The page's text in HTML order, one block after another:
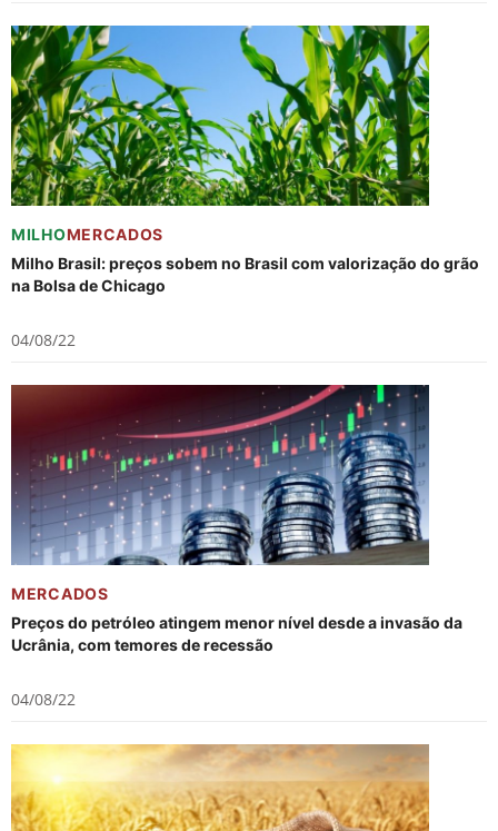
MILHOMERCADOS
Milho Brasil: preços sobem no Brasil com valorização do grão
na Bolsa de Chicago
04/08/22
MERCADOS
Preços do petróleo atingem menor nível desde a invasão da
Ucrânia, com temores de recessão
04/08/22